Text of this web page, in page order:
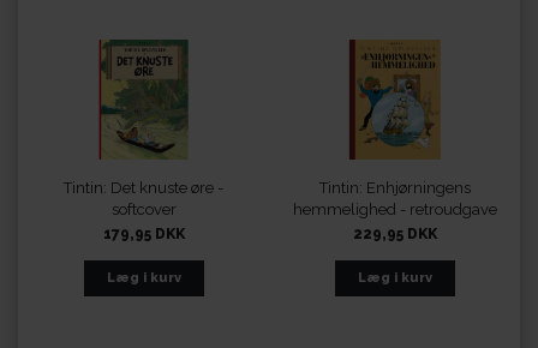
Tintin: Det knuste øre -
softcover
179,95 DKK
Tintin: Enhjørningens
hemmelighed - retroudgave
229,95 DKK